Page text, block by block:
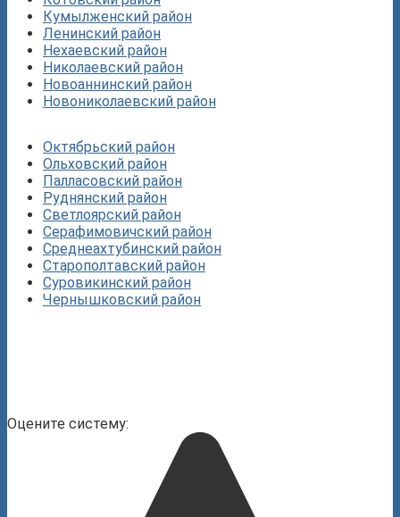
Кумылженский район
Ленинский район
Нехаевский район
Николаевский район
Новоаннинский район
Новониколаевский район
Октябрьский район
Ольховский район
Палласовский район
Руднянский район
Светлоярский район
Серафимовичский район
Среднеахтубинский район
Старополтавский район
Суровикинский район
Чернышковский район
Оцените систему: